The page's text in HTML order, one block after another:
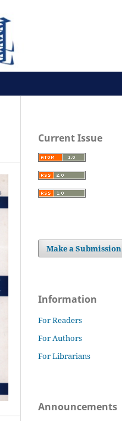
Current Issue
Make a Submission
Information
For Readers
For Authors
For Librarians
Announcements